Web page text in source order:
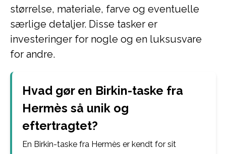
størrelse, materiale, farve og eventuelle
særlige detaljer. Disse tasker er
investeringer for nogle og en luksusvare
for andre.
Hvad gør en Birkin-taske fra
Hermès så unik og
eftertragtet?
En Birkin-taske fra Hermès er kendt for sit